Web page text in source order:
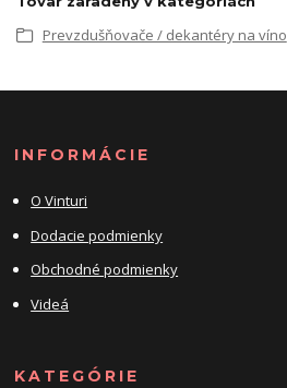
Prevzdušňovače / dekantéry na víno
INFORMÁCIE
O Vinturi
Dodacie podmienky
Obchodné podmienky
Videá
KATEGÓRIE